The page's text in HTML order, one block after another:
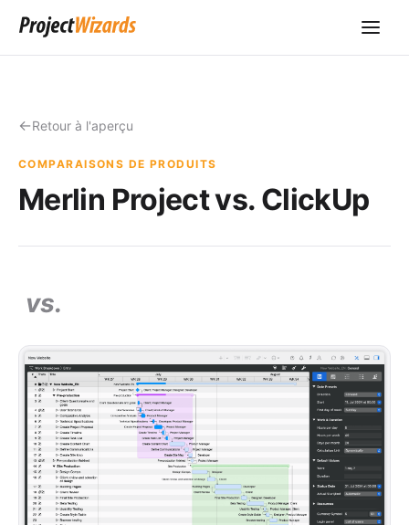
Retour à l'aperçu
COMPARAISONS DE PRODUITS
Merlin Project vs. ClickUp
vs.